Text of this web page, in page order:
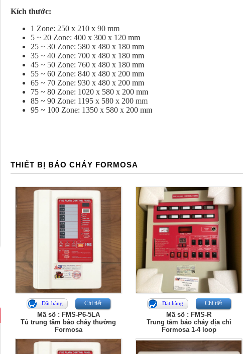
Kích thước:
1 Zone: 250 x 210 x 90 mm
5 ~ 20 Zone: 400 x 300 x 120 mm
25 ~ 30 Zone: 580 x 480 x 180 mm
35 ~ 40 Zone: 700 x 480 x 180 mm
45 ~ 50 Zone: 760 x 480 x 180 mm
55 ~ 60 Zone: 840 x 480 x 200 mm
65 ~ 70 Zone: 930 x 480 x 200 mm
75 ~ 80 Zone: 1020 x 580 x 200 mm
85 ~ 90 Zone: 1195 x 580 x 200 mm
95 ~ 100 Zone: 1350 x 580 x 200 mm
THIẾT BỊ BÁO CHÁY FORMOSA
Đặt hàng Chi tiết
Mã số : FMS-P6-5LA
Tủ trung tâm báo cháy thường
Formosa
Đặt hàng Chi tiết
Mã số : FMS-R
Trung tâm báo cháy địa chỉ
Formosa 1-4 loop